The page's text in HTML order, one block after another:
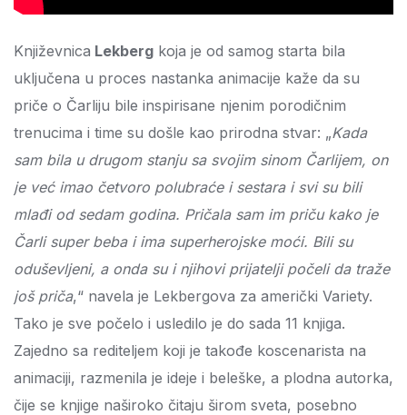
Književnica Lekberg koja je od samog starta bila
uključena u proces nastanka animacije kaže da su
priče o Čarliju bile inspirisane njenim porodičnim
trenucima i time su došle kao prirodna stvar: „Kada
sam bila u drugom stanju sa svojim sinom Čarlijem, on
je već imao četvoro polubraće i sestara i svi su bili
mlađi od sedam godina. Pričala sam im priču kako je
Čarli super beba i ima superherojske moći. Bili su
oduševljeni, a onda su i njihovi prijatelji počeli da traže
još priča,“ navela je Lekbergova za američki Variety.
Tako je sve počelo i usledilo je do sada 11 knjiga.
Zajedno sa rediteljem koji je takođe koscenarista na
animaciji, razmenila je ideje i beleške, a plodna autorka,
čije se knjige naširoko čitaju širom sveta, posebno